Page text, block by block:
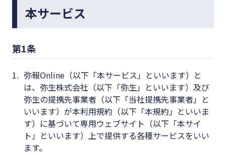
経営ノウハウ＆トレンド
弥生の製品・サービス
業務効率化
キーワード
#インボイス
#インボイス制度
#電子帳簿保存法
#インボ
イス制度
#電子帳
#集客
#資金調
#生産性
本サービス
第1条
1. 弥報Online（以下「本サービス」といいます）と
は、弥生株式会社（以下「弥生」といいます）及び
弥生の提携先事業者（以下「当社提携先事業者」と
いいます）が本利用規約（以下「本規約」といいま
す）に基づいて専用ウェブサイト（以下「本サイ
ト」といいます）上で提供する各種サービスをいい
ます。